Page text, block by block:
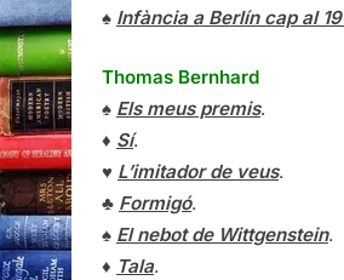
♠ Infància a Berlín cap al
Thomas Bernhard
♠ Els meus premis.
♦ Sí.
♥ L’imitador de veus.
♣ Formigó.
♠ El nebot de Wittgenstein.
♦ Tala.